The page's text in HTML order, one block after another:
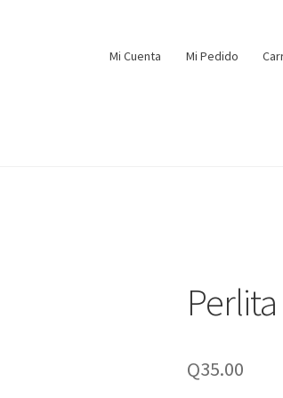
Mi Cuenta Mi Pedido
Perlita
Q35.00